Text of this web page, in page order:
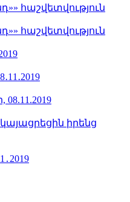
հաշվետվություն
հաշվետվություն
իրենց